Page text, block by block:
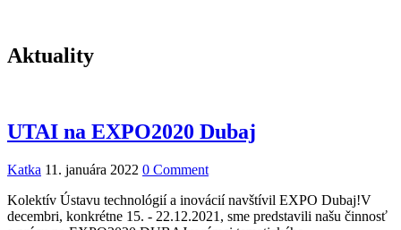
Aktuality
UTAI na EXPO2020 Dubaj
Katka 11. januára 2022 0 Comment
Kolektív Ústavu technológií a inovácií navštívil EXPO Dubaj!V
decembri, konkrétne 15. - 22.12.2021, sme predstavili našu činnosť